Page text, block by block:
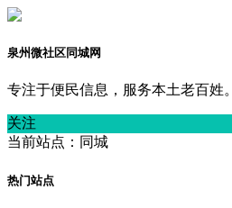
泉州微社区同城网
专注于便民信息，服务本土老百姓。
关注
当前站点：同城
热门站点